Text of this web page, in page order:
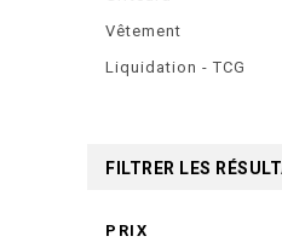
Vêtement
Liquidation - TCG
FILTRER LES
PRIX